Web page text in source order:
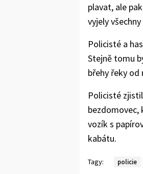
plavat, ale
vyjely
Policisté a
Stejně tomu
břehy řeky od
Policisté
bezdomovec,
vozík s
kabátu.
Tagy: policie